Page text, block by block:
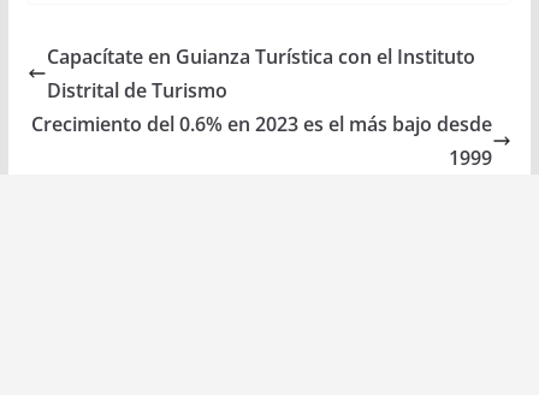
Capacítate en Guianza Turística con el Instituto
Distrital de Turismo
Crecimiento del 0.6% en 2023 es el más bajo desde
1999